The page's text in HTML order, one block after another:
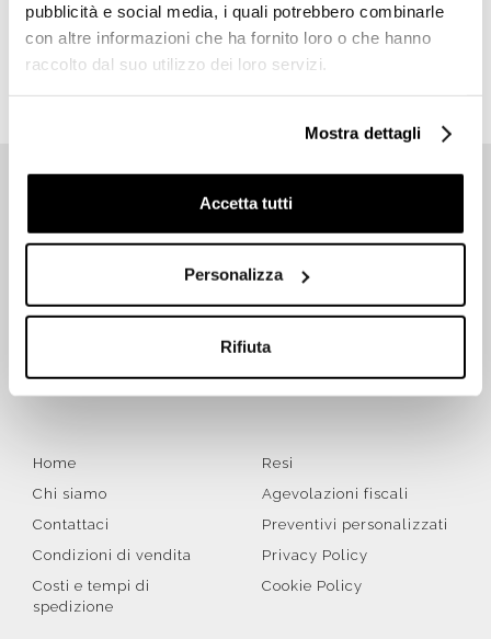
pubblicità e social media, i quali potrebbero combinarle
con altre informazioni che ha fornito loro o che hanno
raccolto dal suo utilizzo dei loro servizi.
Mostra dettagli
Accetta tutti
Personalizza
Rifiuta
TORNA ALLA HOMEPAGE
ISCRIVITI SUBITO ALLA NEWSLETTER
Iscriviti
, accetto di ricevere la newsletter ai
Home
Chi siamo
Contattaci
Condizioni di vendita
Costi e tempi di
spedizione
Resi
Agevolazioni fiscali
Preventivi personalizzati
Privacy Policy
Cookie Policy